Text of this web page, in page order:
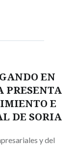
EN
PRESENTA
E
DE SORIA
y del